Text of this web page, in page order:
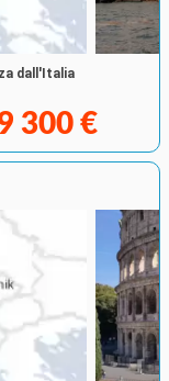
dall'Italia
300 €